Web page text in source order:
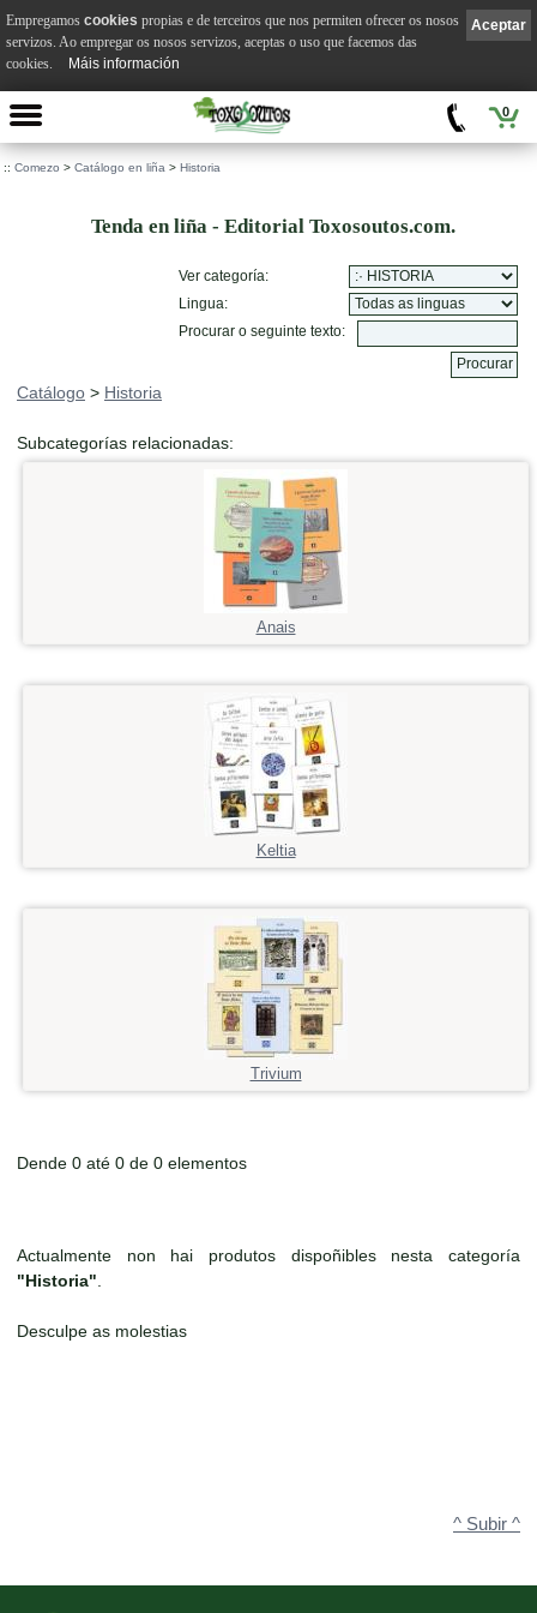
0
:: Comezo > Catálogo en liña > Historia
Tenda en liña - Editorial Toxosoutos.com.
Ver categoría:
Lingua:
Procurar o seguinte texto:
Catálogo > Historia
Subcategorías relacionadas:
Anais
Keltia
Trivium
Dende 0 até 0 de 0 elementos
Actualmente non hai produtos dispoñibles nesta categoría
"Historia"
Desculpe as molestias
^ Subir ^
Aceptar
Empregamos cookies propias e de terceiros que nos permiten ofrecer os nosos
servizos. Ao empregar os nosos servizos, aceptas o uso que facemos das
cookies.
Máis información